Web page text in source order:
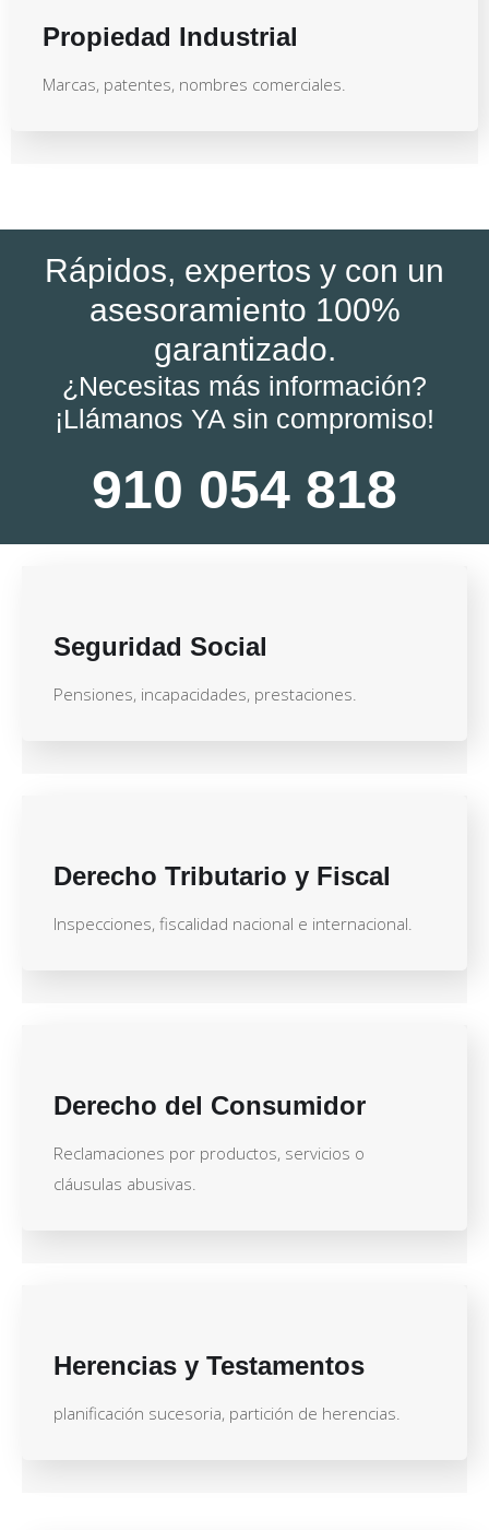
Propiedad Industrial
Marcas, patentes, nombres comerciales.
Rápidos, expertos y con un
asesoramiento 100%
garantizado.
¿Necesitas más información?
¡Llámanos YA sin compromiso!
910 054 818
Seguridad Social
Pensiones, incapacidades, prestaciones.
Derecho Tributario y Fiscal
Inspecciones, fiscalidad nacional e internacional.
Derecho del Consumidor
Reclamaciones por productos, servicios o
cláusulas abusivas.
Herencias y Testamentos
planificación sucesoria, partición de herencias.